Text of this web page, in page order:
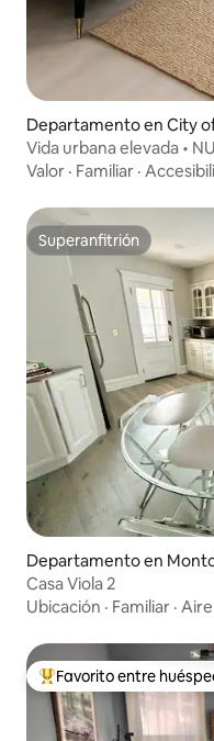
Departamento en City
Vida urbana elevada •
Tren de la ciudad de
Valor · Familiar ·
Superanfitrión
Superanfitrión
Departamento en
Casa Viola 2
Ubicación · Familiar ·
De los mejores en
Favorito entre